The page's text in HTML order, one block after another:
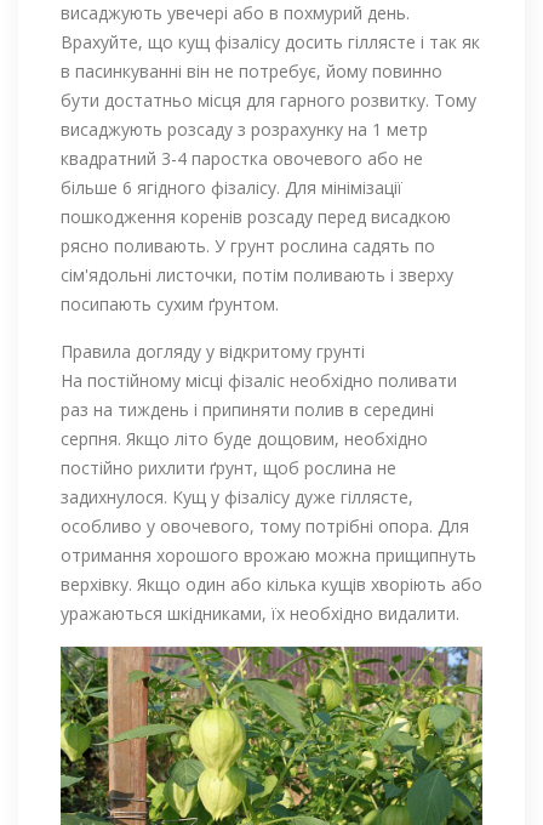
висаджують увечері або в похмурий день.
Врахуйте, що кущ фізалісу досить гіллясте і так як
в пасинкуванні він не потребує, йому повинно
бути достатньо місця для гарного розвитку. Тому
висаджують розсаду з розрахунку на 1 метр
квадратний 3-4 паростка овочевого або не
більше 6 ягідного фізалісу. Для мінімізації
пошкодження коренів розсаду перед висадкою
рясно поливають. У грунт рослина садять по
сім'ядольні листочки, потім поливають і зверху
посипають сухим ґрунтом.
Правила догляду у відкритому грунті
На постійному місці фізаліс необхідно поливати
раз на тиждень і припиняти полив в середині
серпня. Якщо літо буде дощовим, необхідно
постійно рихлити ґрунт, щоб рослина не
задихнулося. Кущ у фізалісу дуже гіллясте,
особливо у овочевого, тому потрібні опора. Для
отримання хорошого врожаю можна прищипнуть
верхівку. Якщо один або кілька кущів хворіють або
уражаються шкідниками, їх необхідно видалити.